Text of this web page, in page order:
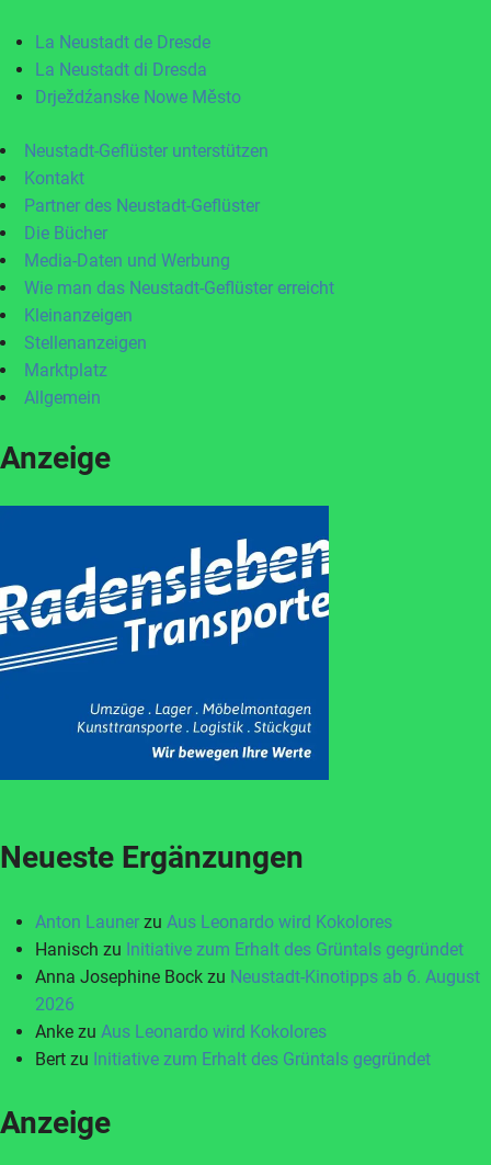
La Neustadt de Dresde
La Neustadt di Dresda
Drježdźanske Nowe Město
Neustadt-Geflüster unterstützen
Kontakt
Partner des Neustadt-Geflüster
Die Bücher
Media-Daten und Werbung
Wie man das Neustadt-Geflüster erreicht
Kleinanzeigen
Stellenanzeigen
Marktplatz
Allgemein
Anzeige
Neueste Ergänzungen
Anton Launer zu Aus Leonardo wird Kokolores
Hanisch zu Initiative zum Erhalt des Grüntals gegründet
Anna Josephine Bock zu Neustadt-Kinotipps ab 6. August
2026
Anke zu Aus Leonardo wird Kokolores
Bert zu Initiative zum Erhalt des Grüntals gegründet
Anzeige